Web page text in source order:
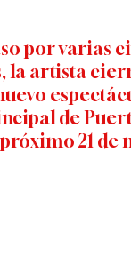
por varias
la artista
de
21 de